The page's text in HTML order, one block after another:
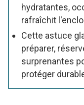
hydratantes,
rafraîchit
Cette astuce
préparer,
surprenantes
protéger